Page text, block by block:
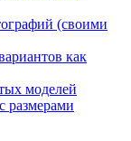
(своими
как
моделей
размерами